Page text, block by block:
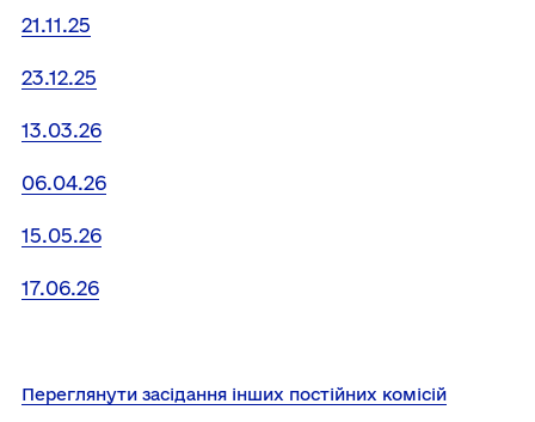
21.11.25
23.12.25
13.03.26
06.04.26
15.05.26
17.06.26
Переглянути засідання інших постійних комісій